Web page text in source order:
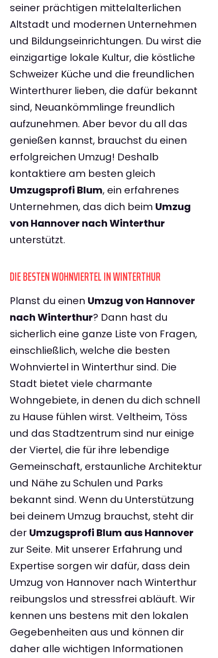
seiner prächtigen mittelalterlichen
Altstadt und modernen Unternehmen
und Bildungseinrichtungen. Du wirst die
einzigartige lokale Kultur, die köstliche
Schweizer Küche und die freundlichen
Winterthurer lieben, die dafür bekannt
sind, Neuankömmlinge freundlich
aufzunehmen. Aber bevor du all das
genießen kannst, brauchst du einen
erfolgreichen Umzug! Deshalb
kontaktiere am besten gleich
Umzugsprofi Blum, ein erfahrenes
Unternehmen, das dich beim Umzug
von Hannover nach Winterthur
unterstützt.
DIE BESTEN WOHNVIERTEL IN WINTERTHUR
Planst du einen Umzug von Hannover
nach Winterthur? Dann hast du
sicherlich eine ganze Liste von Fragen,
einschließlich, welche die besten
Wohnviertel in Winterthur sind. Die
Stadt bietet viele charmante
Wohngebiete, in denen du dich schnell
zu Hause fühlen wirst. Veltheim, Töss
und das Stadtzentrum sind nur einige
der Viertel, die für ihre lebendige
Gemeinschaft, erstaunliche Architektur
und Nähe zu Schulen und Parks
bekannt sind. Wenn du Unterstützung
bei deinem Umzug brauchst, steht dir
der Umzugsprofi Blum aus Hannover
zur Seite. Mit unserer Erfahrung und
Expertise sorgen wir dafür, dass dein
Umzug von Hannover nach Winterthur
reibungslos und stressfrei abläuft. Wir
kennen uns bestens mit den lokalen
Gegebenheiten aus und können dir
daher alle wichtigen Informationen